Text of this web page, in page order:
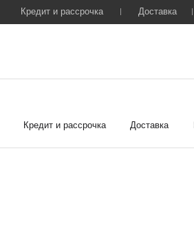
Доставка
Кредит и рассрочка
Доставка
Кредит и рассрочка